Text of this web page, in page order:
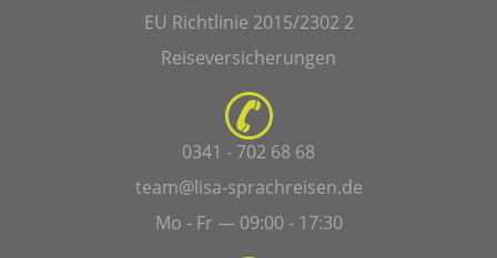
EU Richtlinie 2015/2302 2
Reiseversicherungen
0341 - 702 68 68
team@lisa-sprachreisen.de
Mo - Fr — 09:00 - 17:30